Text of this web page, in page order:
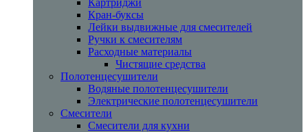
Кран-буксы
Лейки выдвижные для смесителей
Ручки к смесителям
Расходные материалы
Чистящие средства
Полотенцесушители
Водяные полотенцесушители
Электрические полотенцесушители
Смесители
Смесители для кухни